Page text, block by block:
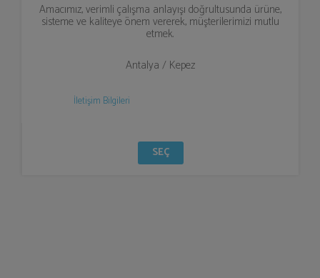
Amacımız, verimli çalışma anlayışı doğrultusunda ürüne,
sisteme ve kaliteye önem vererek, müşterilerimizi mutlu
etmek.
Antalya / Kepez
İletişim Bilgileri
SEÇ